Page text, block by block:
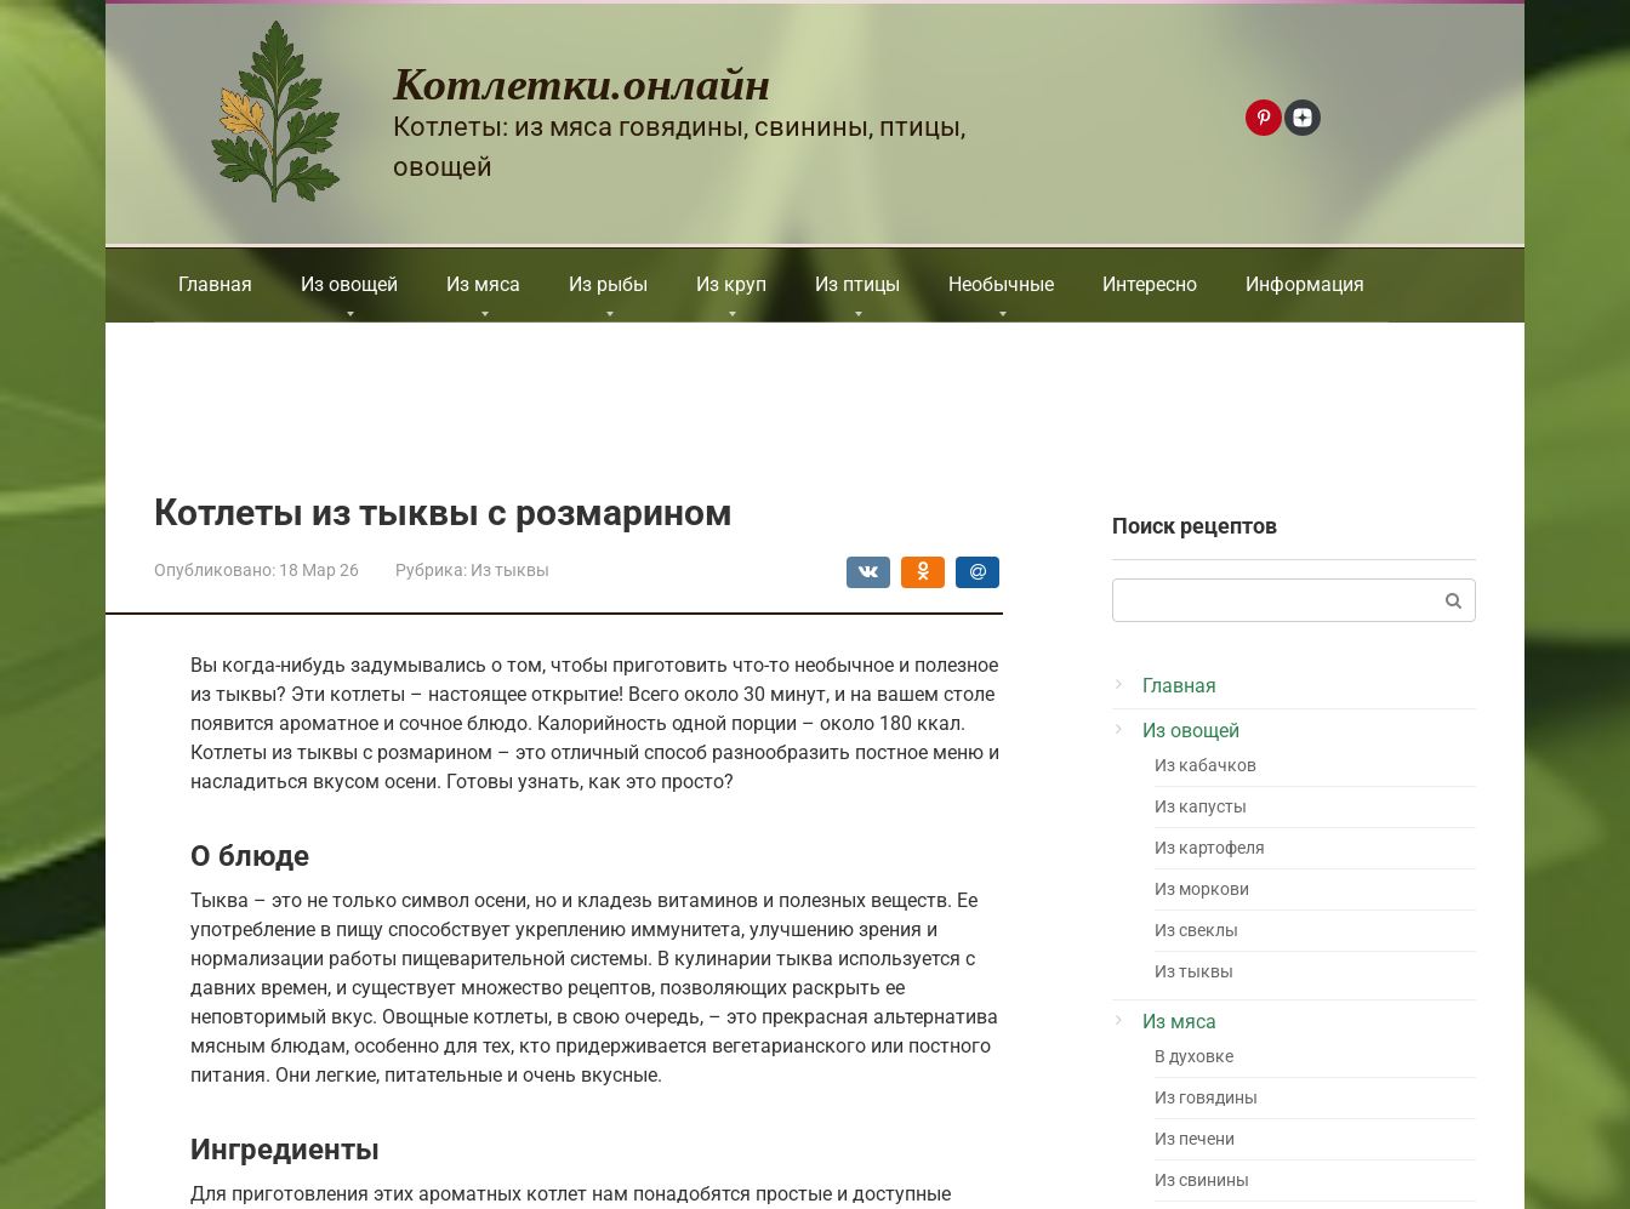
Перейти
Котлетки.онлайн
Котлеты: из мяса говядины, свинины, птицы,
овощей
Главная Из овощей Из мяса Из рыбы Из круп Из птицы Необычные Интересно Информация
Котлеты из тыквы с розмарином
Опубликовано: 18 Мар 26 Рубрика: Из тыквы
Вы когда-нибудь задумывались о том, чтобы приготовить что-то необычное и полезное
из тыквы? Эти котлеты – настоящее открытие! Всего около 30 минут, и на вашем столе
появится ароматное и сочное блюдо. Калорийность одной порции – около 180 ккал.
Котлеты из тыквы с розмарином – это отличный способ разнообразить постное меню и
насладиться вкусом осени. Готовы узнать, как это просто?
О блюде
Тыква – это не только символ осени, но и кладезь витаминов и полезных веществ. Ее
употребление в пищу способствует укреплению иммунитета, улучшению зрения и
нормализации работы пищеварительной системы. В кулинарии тыква используется с
давних времен, и существует множество рецептов, позволяющих раскрыть ее
неповторимый вкус. Овощные котлеты, в свою очередь, – это прекрасная альтернатива
мясным блюдам, особенно для тех, кто придерживается вегетарианского или постного
питания. Они легкие, питательные и очень вкусные.
Ингредиенты
Для приготовления этих ароматных котлет нам понадобятся простые и доступные
Поиск рецептов
Главная
Из овощей
Из кабачков
Из капусты
Из картофеля
Из моркови
Из свеклы
Из тыквы
Из мяса
В духовке
Из говядины
Из печени
Из свинины